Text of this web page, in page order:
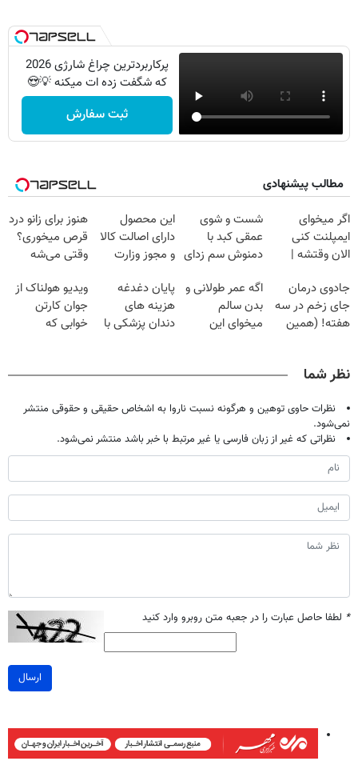
پرکاربردترین چراغ شارژی 2026
که شگفت زده ات میکنه 💡😍
ثبت سفارش
مطالب پیشنهادی
اگر میخوای
ایمپلنت کنی
الان وقتشه |
میلیون تومان!!!
شست و شوی
عمقی کبد با
دمنوش سم زدای
این محصول
دارای اصالت کالا
و مجوز وزارت
است(55%تخفیف)
هنوز برای زانو درد
قرص میخوری؟
وقتی می‌شه
درمانش کرد؟؟؟؟
جادوی درمان
جای زخم در سه
هفته! (همین
اگه عمر طولانی و
بدن سالم
میخوای این
پایان دغدغه
هزینه های
دندان پزشکی با
ویدیو هولناک از
جوان کارتن
خوابی که
نظر شما
نظرات حاوی توهین و هرگونه نسبت ناروا به اشخاص حقیقی و حقوقی منتشر
نمی‌شود.
نظراتی که غیر از زبان فارسی یا غیر مرتبط با خبر باشد منتشر نمی‌شود.
* لطفا حاصل عبارت را در جعبه متن روبرو وارد کنید
ارسال